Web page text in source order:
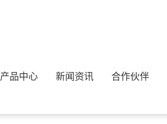
产品中心 新闻资讯 合作伙伴